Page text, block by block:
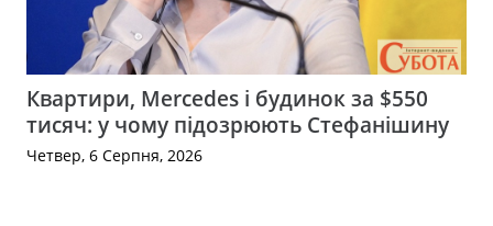
Квартири, Mercedes і будинок за $550
тисяч: у чому підозрюють Стефанішину
Четвер, 6 Серпня, 2026